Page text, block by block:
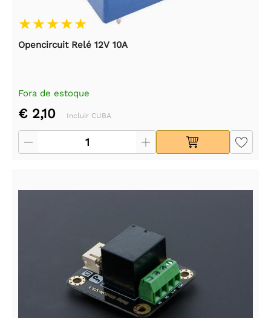
Opencircuit Relé 12V 10A
Fora de estoque
€ 2,10 Incluir CUBA